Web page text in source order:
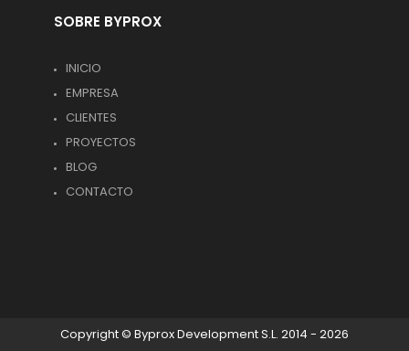
SOBRE BYPROX
INICIO
EMPRESA
CLIENTES
PROYECTOS
BLOG
CONTACTO
Copyright © Byprox Development S.L. 2014 - 2026